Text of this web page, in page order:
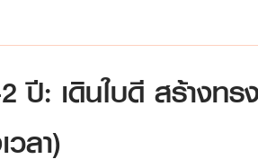
ปี: เดินใบดี สร้างท
ลา)